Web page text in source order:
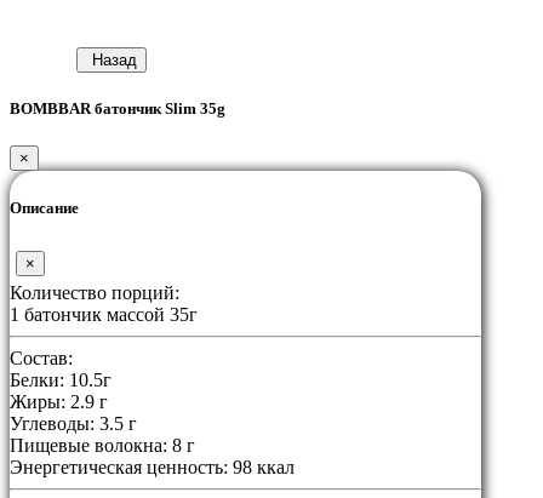
Назад
BOMBBAR батончик Slim 35g
×
Описание
×
Количество порций:
1 батончик массой 35г
Состав:
Белки: 10.5г
Жиры: 2.9 г
Углеводы: 3.5 г
Пищевые волокна: 8 г
Энергетическая ценность: 98 ккал